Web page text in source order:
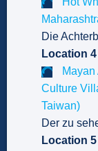
Die
Location 4
Culture
Taiwan)
Der zu
Location 5